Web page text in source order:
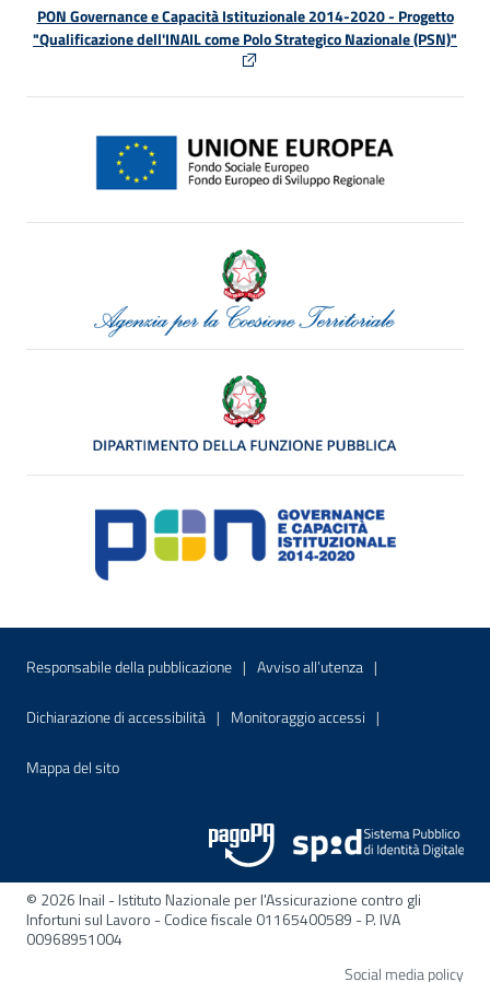
PON Governance e Capacità Istituzionale 2014-2020 - Progetto
"Qualificazione dell'INAIL come Polo Strategico Nazionale (PSN)"
Menu di servizio
Responsabile della pubblicazione Sito interno - Apre in una nuova
Avviso all’utenza Sito interno -
Dichiarazione di accessibilità Sito interno - Apre in una nuova finestra
Monitoraggio accessi Sito interno -
Mappa del sitoSito interno - Apre nella stessa finestra
© 2026 Inail - Istituto Nazionale per l'Assicurazione contro gli
Infortuni sul Lavoro - Codice fiscale 01165400589 - P. IVA
00968951004
Social media policy